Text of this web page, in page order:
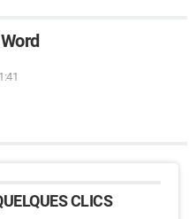
CLICS